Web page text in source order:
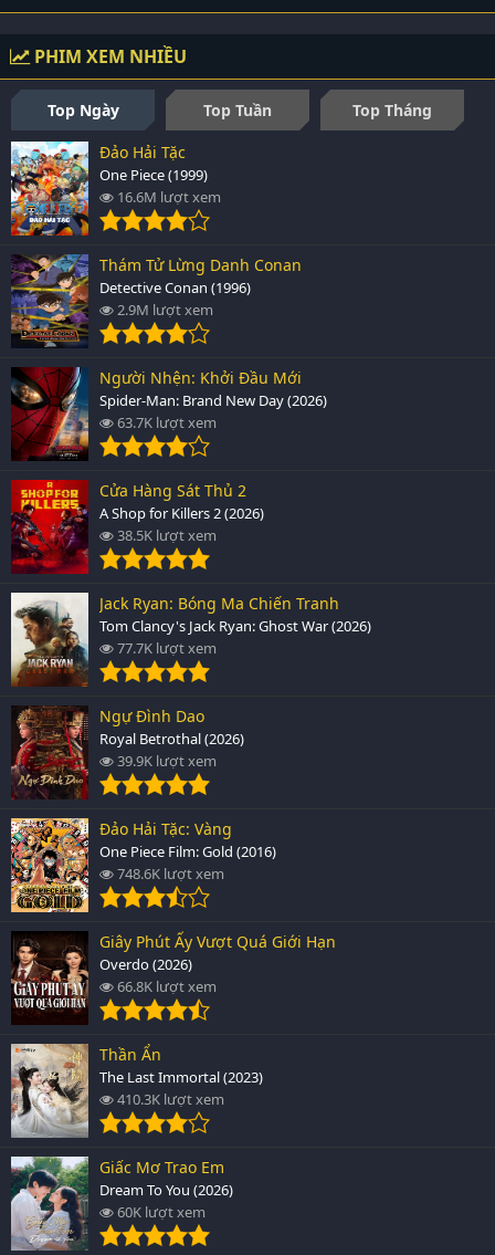
PHIM XEM NHIỀU
Top Ngày Top Tuần
Top Tháng
Đảo Hải Tặc
One Piece (1999)
16.6M lượt xem
Thám Tử Lừng Danh Conan
Detective Conan (1996)
2.9M lượt xem
Người Nhện: Khởi Đầu Mới
Spider-Man: Brand New Day (2026)
63.7K lượt xem
Cửa Hàng Sát Thủ 2
A Shop for Killers 2 (2026)
38.5K lượt xem
Jack Ryan: Bóng Ma Chiến Tranh
Tom Clancy's Jack Ryan: Ghost War (2026)
77.7K lượt xem
Ngự Đình Dao
Royal Betrothal (2026)
39.9K lượt xem
Đảo Hải Tặc: Vàng
One Piece Film: Gold (2016)
748.6K lượt xem
Giây Phút Ấy Vượt Quá Giới Hạn
Overdo (2026)
66.8K lượt xem
Thần Ẩn
The Last Immortal (2023)
410.3K lượt xem
Giấc Mơ Trao Em
Dream To You (2026)
60K lượt xem